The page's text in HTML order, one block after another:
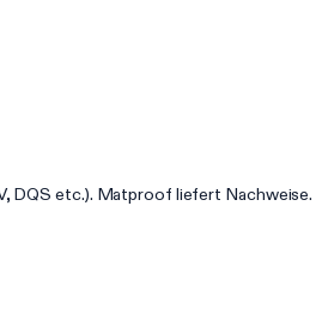
DQS etc.). Matproof liefert Nachweise.